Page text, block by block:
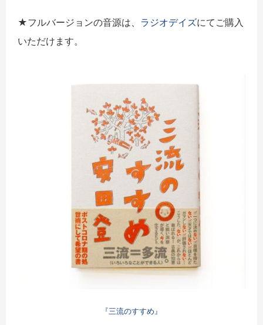
★フルバージョンの音源は、 ラジオデイズにてご購入
いただけます。
『三流のすすめ』